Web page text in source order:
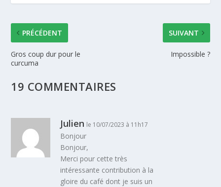
PRÉCÉDENT
Gros coup dur pour le
curcuma
SUIVANT
Impossible ?
19 COMMENTAIRES
Julien le 10/07/2023 à 11h17
Bonjour
Bonjour,
Merci pour cette très
intéressante contribution à la
gloire du café dont je suis un